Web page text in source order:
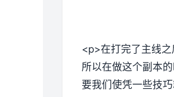
<p>在打完了主线
所以在做这个副本
要我们使凭一些技